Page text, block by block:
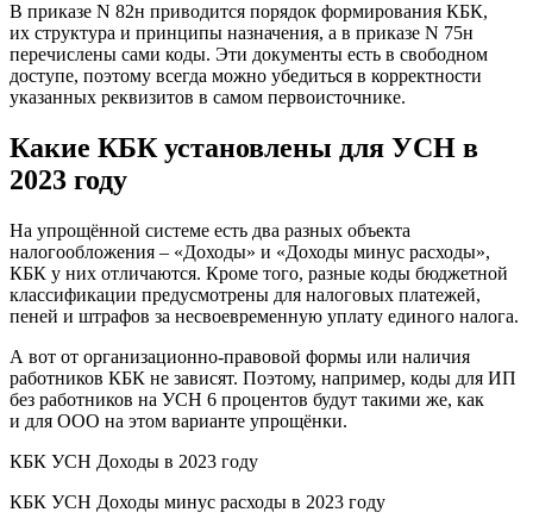
В приказе N 82н приводится порядок формирования КБК,
их структура и принципы назначения, а в приказе N 75н
перечислены сами коды. Эти документы есть в свободном
доступе, поэтому всегда можно убедиться в корректности
указанных реквизитов в самом первоисточнике.
Какие КБК установлены для УСН в
2023 году
На упрощённой системе есть два разных объекта
налогообложения – «Доходы» и «Доходы минус расходы»,
КБК у них отличаются. Кроме того, разные коды бюджетной
классификации предусмотрены для налоговых платежей,
пеней и штрафов за несвоевременную уплату единого налога.
А вот от организационно-правовой формы или наличия
работников КБК не зависят. Поэтому, например, коды для ИП
без работников на УСН 6 процентов будут такими же, как
и для ООО на этом варианте упрощёнки.
КБК УСН Доходы в 2023 году
КБК УСН Доходы минус расходы в 2023 году